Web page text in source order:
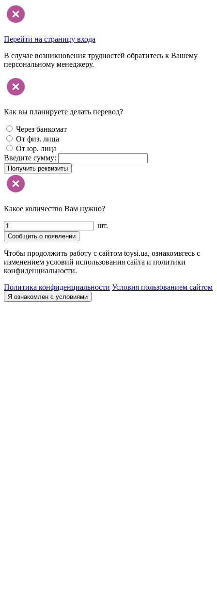
Перейти на страницу входа
В случае возникновения трудностей обратитесь к Вашему
персональному менеджеру.
Как вы планируете делать перевод?
Через банкомат
От физ. лица
От юр. лица
Введите сумму:
Получить реквизиты
Какое количество Вам нужно?
шт.
Сообщить о появлении
Чтобы продолжить работу с сайтом toysi.ua, ознакомьтесь с
изменением условий использования сайта и политики
конфиденциальности.
Политика конфиденциальности Условия пользованием сайтом
Я ознакомлен с условиями